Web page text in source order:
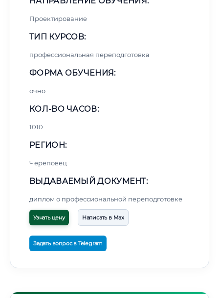
Проектирование
ТИП КУРСОВ:
профессиональная переподготовка
ФОРМА ОБУЧЕНИЯ:
очно
КОЛ-ВО ЧАСОВ:
1010
РЕГИОН:
Череповец
ВЫДАВАЕМЫЙ ДОКУМЕНТ:
диплом о профессиональной переподготовке
Узнать цену Написать в Max
Задать вопрос в Telegram